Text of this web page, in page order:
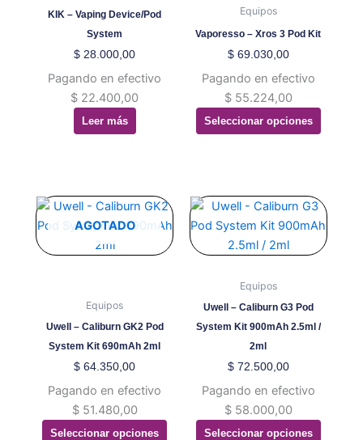
KIK – Vaping Device/Pod
System
$ 28.000,00
Pagando en efectivo
$ 22.400,00
Leer más
Equipos
Vaporesso – Xros 3 Pod Kit
$69.030,00
Pagando en efectivo
$55.224,00
Seleccionar opciones
variantes.
Las
opciones
pueden
elegir
en
producto
AGOTADO
Equipos
Uwell – Caliburn GK2 Pod
System Kit 690mAh 2ml
$ 64.350,00
Pagando en efectivo
$51.480,00
Seleccionar opciones
Este
producto
tiene
Las
opciones
se
pueden
en
la
Equipos
Uwell – Caliburn G3 Pod
System Kit 900mAh 2.5ml /
2ml
$72.500,00
Pagando en efectivo
$58.000,00
Seleccionar opciones
Este
producto
tiene
variantes.
Las
opciones
se
pueden
en
la